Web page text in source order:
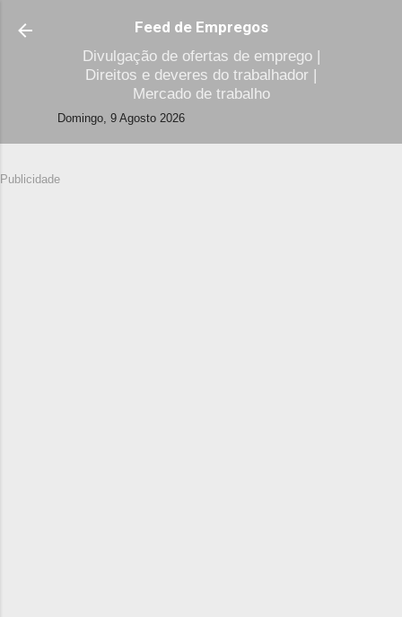
Avançar para o conteúdo principal
Feed de Empregos
Divulgação de ofertas de emprego |
Direitos e deveres do trabalhador |
Mercado de trabalho
Domingo, 9 Agosto 2026
Publicidade